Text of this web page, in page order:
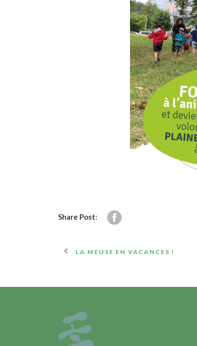
Share Post:
LA MEUSE EN VACANCES !